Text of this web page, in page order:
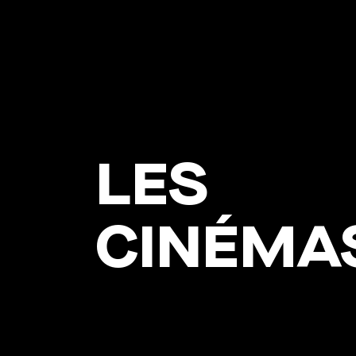
LES